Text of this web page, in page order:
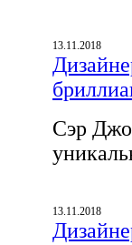
13.11.2018
Сэр
13.11.2018